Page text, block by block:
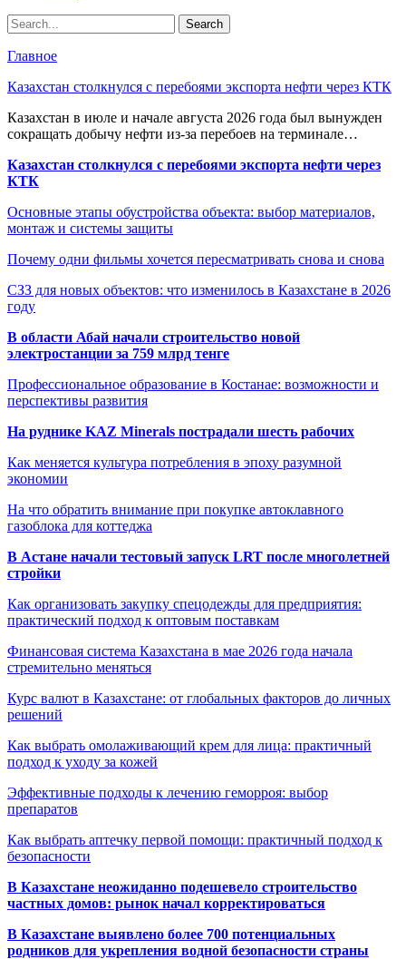
Главное
Казахстан столкнулся с перебоями экспорта нефти через КТК
Казахстан в июле и начале августа 2026 года был вынужден
сокращать добычу нефти из-за перебоев на терминале…
Казахстан столкнулся с перебоями экспорта нефти через
КТК
Основные этапы обустройства объекта: выбор материалов,
монтаж и системы защиты
Почему одни фильмы хочется пересматривать снова и снова
СЗЗ для новых объектов: что изменилось в Казахстане в 2026
году
В области Абай начали строительство новой
электростанции за 759 млрд тенге
Профессиональное образование в Костанае: возможности и
перспективы развития
На руднике KAZ Minerals пострадали шесть рабочих
Как меняется культура потребления в эпоху разумной
экономии
На что обратить внимание при покупке автоклавного
газоблока для коттеджа
В Астане начали тестовый запуск LRT после многолетней
стройки
Как организовать закупку спецодежды для предприятия:
практический подход к оптовым поставкам
Финансовая система Казахстана в мае 2026 года начала
стремительно меняться
Курс валют в Казахстане: от глобальных факторов до личных
решений
Как выбрать омолаживающий крем для лица: практичный
подход к уходу за кожей
Эффективные подходы к лечению геморроя: выбор
препаратов
Как выбрать аптечку первой помощи: практичный подход к
безопасности
В Казахстане неожиданно подешевело строительство
частных домов: рынок начал корректироваться
В Казахстане выявлено более 700 потенциальных
родников для укрепления водной безопасности страны